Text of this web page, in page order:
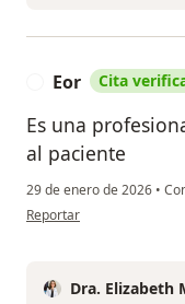
Eor Cita
Es una
al paciente
29 de enero de 2026 •
en opinión del usuario Eor
Reportar
Dra. Elizabeth